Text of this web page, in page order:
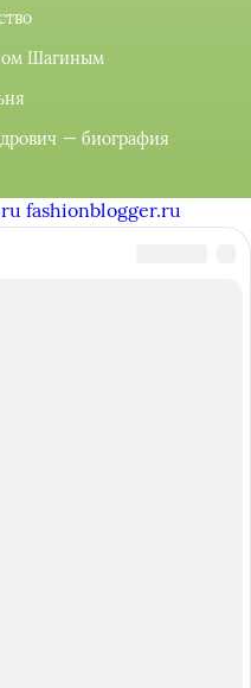
Шагиным
— биография
fashionblogger.ru